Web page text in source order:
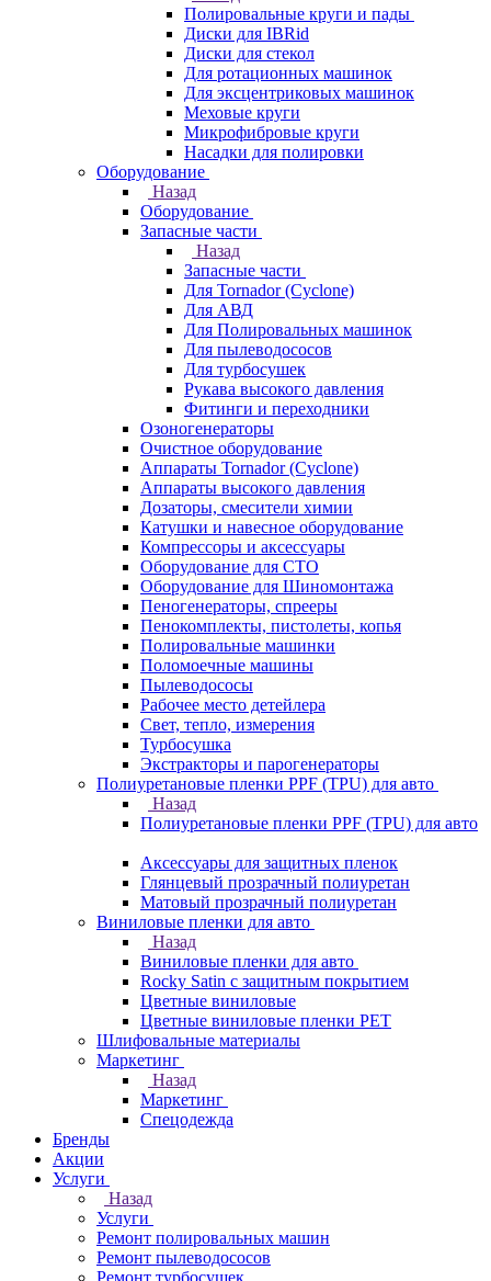
Полировальные круги и пады
Диски для IBRid
Диски для стекол
Для ротационных машинок
Для эксцентриковых машинок
Меховые круги
Микрофибровые круги
Насадки для полировки
Оборудование
Назад
Оборудование
Запасные части
Назад
Запасные части
Для Tornador (Cyclone)
Для АВД
Для Полировальных машинок
Для пылеводососов
Для турбосушек
Рукава высокого давления
Фитинги и переходники
Озоногенераторы
Очистное оборудование
Аппараты Tornador (Cyclone)
Аппараты высокого давления
Дозаторы, смесители химии
Катушки и навесное оборудование
Компрессоры и аксессуары
Оборудование для СТО
Оборудование для Шиномонтажа
Пеногенераторы, спрееры
Пенокомплекты, пистолеты, копья
Полировальные машинки
Поломоечные машины
Пылеводососы
Рабочее место детейлера
Свет, тепло, измерения
Турбосушка
Экстракторы и парогенераторы
Полиуретановые пленки PPF (TPU) для авто
Назад
Полиуретановые пленки PPF (TPU) для авто
Аксессуары для защитных пленок
Глянцевый прозрачный полиуретан
Матовый прозрачный полиуретан
Виниловые пленки для авто
Назад
Виниловые пленки для авто
Rocky Satin с защитным покрытием
Цветные виниловые
Цветные виниловые пленки PET
Шлифовальные материалы
Маркетинг
Назад
Маркетинг
Спецодежда
Бренды
Акции
Услуги
Назад
Услуги
Ремонт полировальных машин
Ремонт пылеводососов
Ремонт турбосушек